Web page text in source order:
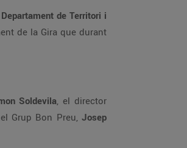
Departament de Territori i
de la Gira que durant
Soldevila, el director
Grup Bon Preu, Josep